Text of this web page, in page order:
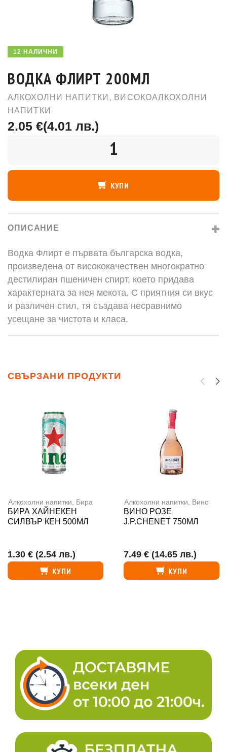
12 НАЛИЧНИ
ВОДКА ФЛИРТ 200МЛ
АЛКОХОЛНИ НАПИТКИ , ВИСОКОАЛКОХОЛНИ
НАПИТКИ
2.05 €(4.01 лв.)
КУПИ
ОПИСАНИЕ
Водка Флирт е първата българска водка,
произведена от висококачествен многократно
дестилиран пшеничен спирт, което придава
характерната за нея мекота. С приятния си вкус
и различен стил, тя създава несравнимо
усещане за чистота и класа.
СВЪРЗАНИ ПРОДУКТИ
Алкохолни напитки Бира
БИРА ХАЙНЕКЕН
СИЛВЪР КЕН 500МЛ
1.30 € (2.54 лв.)
КУПИ
Алкохолни напитки Вино
ВИНО РОЗЕ
J.P.CHENET 750МЛ
7.49 € (14.65 лв.)
КУПИ